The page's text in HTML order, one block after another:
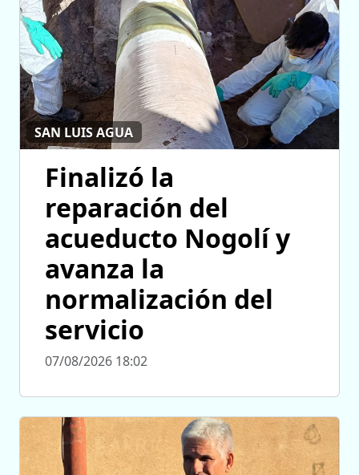
SAN LUIS AGUA
Finalizó la
reparación del
acueducto Nogolí y
avanza la
normalización del
servicio
07/08/2026 18:02